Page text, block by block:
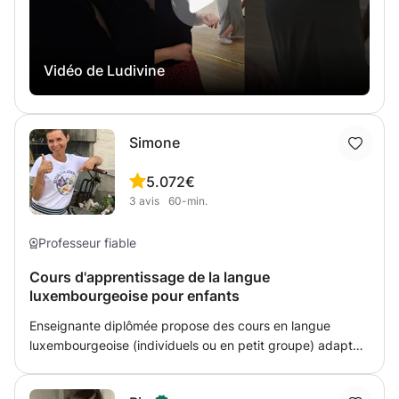
Vidéo de Ludivine
Simone
5.0
3 avis
72€
60-min.
Professeur fiable
Cours d'apprentissage de la langue
luxembourgeoise pour enfants
Enseignante diplômée propose des cours en langue
luxembourgeoise (individuels ou en petit groupe) adapté